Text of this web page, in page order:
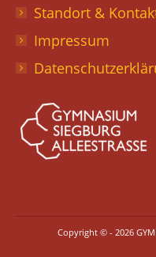
Standort &
Impressum
Copyright © - 2026